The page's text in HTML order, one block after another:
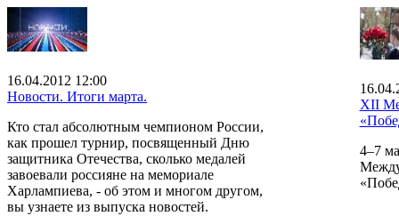
16.04.2012 12:00
Новости. Итоги марта.
Кто стал абсолютным чемпионом России,
как прошел турнир, посвященный Дню
защитника Отечества, сколько медалей
завоевали россияне на мемориале
Харлампиева, - об этом и многом другом,
вы узнаете из выпуска новостей.
XII
4–7